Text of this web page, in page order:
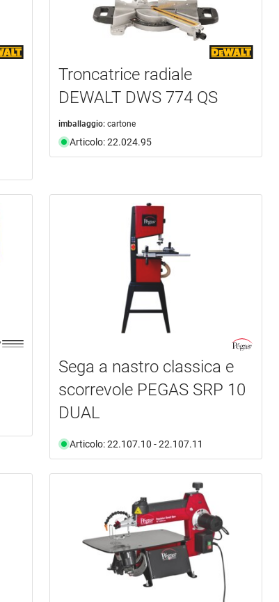
Troncatrice radiale
DEWALT DWS 774 QS
imballaggio: cartone
Articolo: 22.024.95
Sega a nastro classica e
scorrevole PEGAS SRP 10
DUAL
Articolo: 22.107.10 - 22.107.11